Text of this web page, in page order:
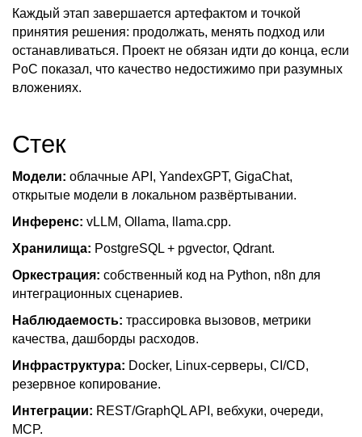
Каждый этап завершается артефактом и точкой
принятия решения: продолжать, менять подход или
останавливаться. Проект не обязан идти до конца, если
PoC показал, что качество недостижимо при разумных
вложениях.
Стек
Модели: облачные API, YandexGPT, GigaChat,
открытые модели в локальном развёртывании.
Инференс: vLLM, Ollama, llama.cpp.
Хранилища: PostgreSQL + pgvector, Qdrant.
Оркестрация: собственный код на Python, n8n для
интеграционных сценариев.
Наблюдаемость: трассировка вызовов, метрики
качества, дашборды расходов.
Инфраструктура: Docker, Linux-серверы, CI/CD,
резервное копирование.
Интеграции: REST/GraphQL API, вебхуки, очереди,
MCP.